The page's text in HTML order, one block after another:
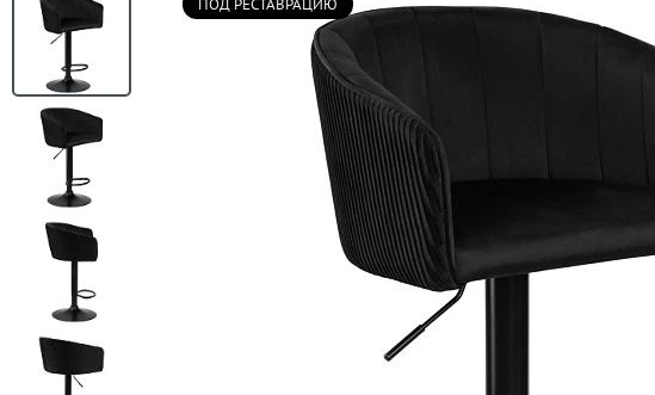
ПОД РЕСТАВРАЦИЮ